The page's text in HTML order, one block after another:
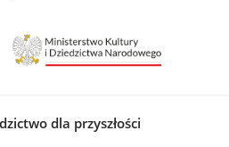
dla przyszłości